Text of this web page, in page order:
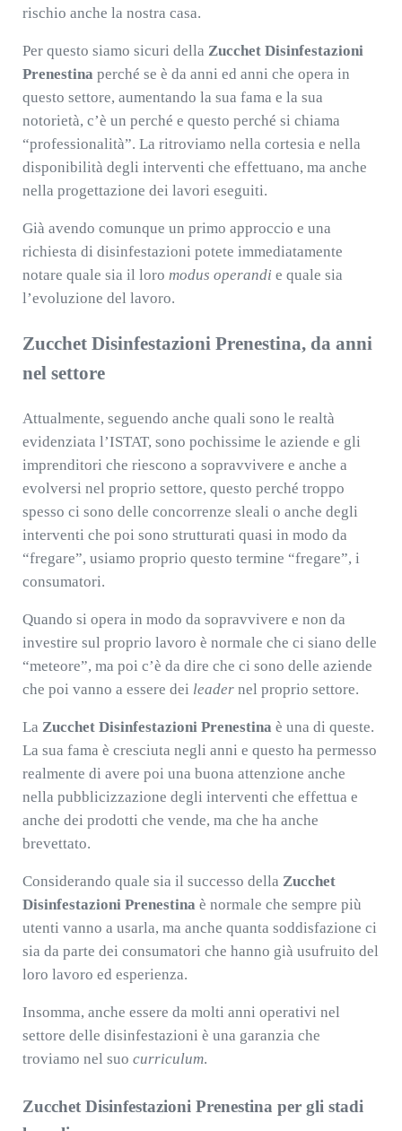
rischio anche la nostra casa.
Per questo siamo sicuri della Zucchet Disinfestazioni
Prenestina perché se è da anni ed anni che opera in
questo settore, aumentando la sua fama e la sua
notorietà, c’è un perché e questo perché si chiama
“professionalità”. La ritroviamo nella cortesia e nella
disponibilità degli interventi che effettuano, ma anche
nella progettazione dei lavori eseguiti.
Già avendo comunque un primo approccio e una
richiesta di disinfestazioni potete immediatamente
notare quale sia il loro modus operandi e quale sia
l’evoluzione del lavoro.
Zucchet Disinfestazioni Prenestina, da anni
nel settore
Attualmente, seguendo anche quali sono le realtà
evidenziata l’ISTAT, sono pochissime le aziende e gli
imprenditori che riescono a sopravvivere e anche a
evolversi nel proprio settore, questo perché troppo
spesso ci sono delle concorrenze sleali o anche degli
interventi che poi sono strutturati quasi in modo da
“fregare”, usiamo proprio questo termine “fregare”, i
consumatori.
Quando si opera in modo da sopravvivere e non da
investire sul proprio lavoro è normale che ci siano delle
“meteore”, ma poi c’è da dire che ci sono delle aziende
che poi vanno a essere dei leadernel proprio settore.
La Zucchet Disinfestazioni Prenestina è una di queste.
La sua fama è cresciuta negli anni e questo ha permesso
realmente di avere poi una buona attenzione anche
nella pubblicizzazione degli interventi che effettua e
anche dei prodotti che vende, ma che ha anche
brevettato.
Considerando quale sia il successo della Zucchet
Disinfestazioni Prenestina è normale che sempre più
utenti vanno a usarla, ma anche quanta soddisfazione ci
sia da parte dei consumatori che hanno già usufruito del
loro lavoro ed esperienza.
Insomma, anche essere da molti anni operativi nel
settore delle disinfestazioni è una garanzia che
troviamo nel suo curriculum.
Zucchet Disinfestazioni Prenestina per gli stadi